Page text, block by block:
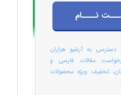
نــــام
دسترسی به آرشیو هزاران
مقالات فارسی و
تخفیف ویژه محصولات